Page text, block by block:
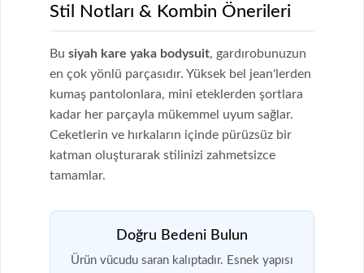
Stil Notları & Kombin Önerileri
Bu siyah kare yaka bodysuit, gardırobunuzun
en çok yönlü parçasıdır. Yüksek bel jean'lerden
kumaş pantolonlara, mini eteklerden şortlara
kadar her parçayla mükemmel uyum sağlar.
Ceketlerin ve hırkaların içinde pürüzsüz bir
katman oluşturarak stilinizi zahmetsizce
tamamlar.
Doğru Bedeni Bulun
Ürün vücudu saran kalıptadır. Esnek yapısı